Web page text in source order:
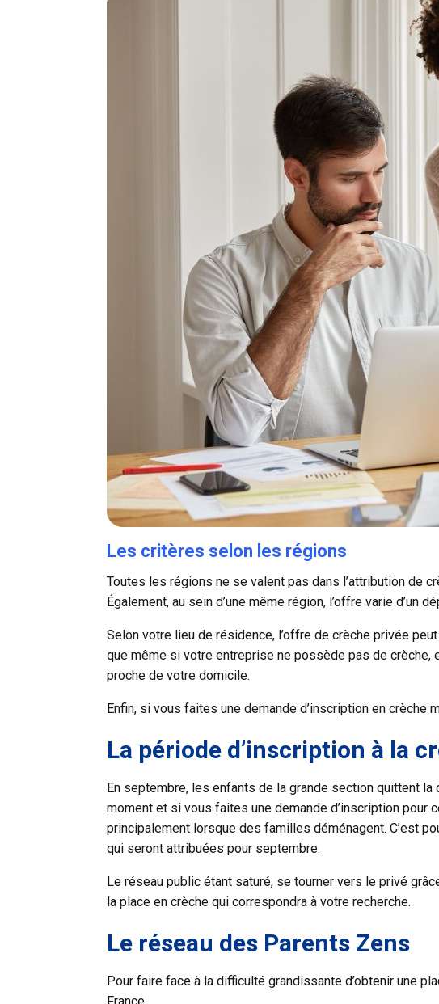
Les critères selon les régions
Toutes les régions ne se valent pas dans l’attribution de
Également, au sein d’une même région, l’offre varie d’un
Selon votre lieu de résidence, l’offre de crèche privée
que même si votre entreprise ne possède pas de
proche de votre domicile.
Enfin, si vous faites une demande d’inscription en crèche
La période d’inscription à la
En septembre, les enfants de la grande section quittent
moment et si vous faites une demande d’inscription pour
principalement lorsque des familles déménagent. C’est
qui seront attribuées pour septembre.
Le réseau public étant saturé, se tourner vers le privé
la place en crèche qui correspondra à votre recherche.
Le réseau des Parents Zens
Pour faire face à la difficulté grandissante d’obtenir une